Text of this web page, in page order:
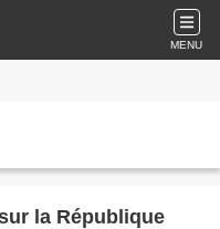
MENU
la République